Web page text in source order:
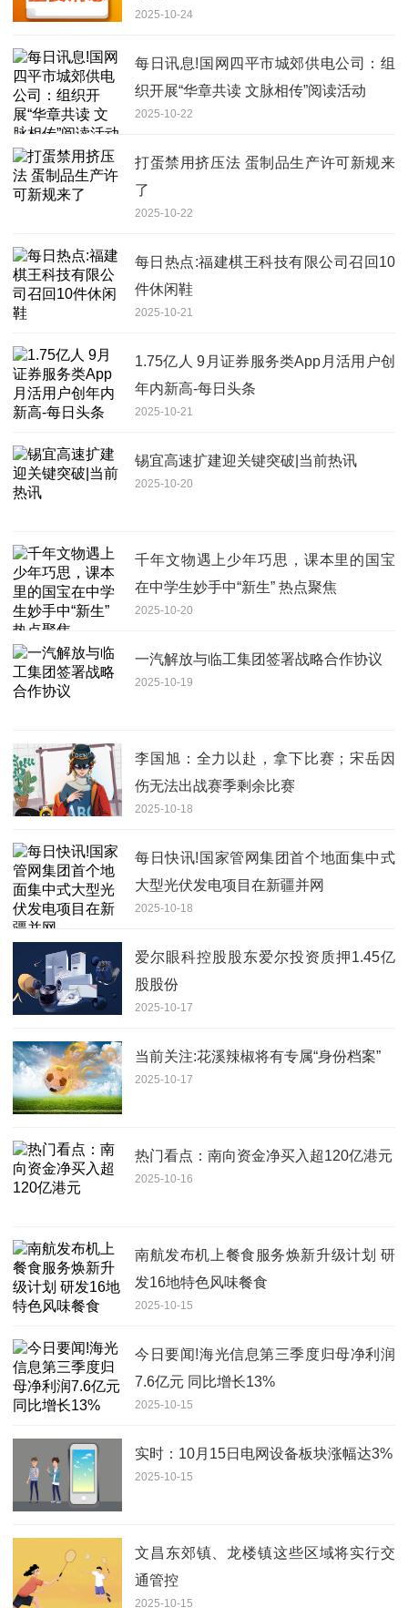
2025-10-24
每日讯息!国网四平市城郊供电公司：组
织开展“华章共读 文脉相传”阅读活动
2025-10-22
打蛋禁用挤压法 蛋制品生产许可新规来
了
2025-10-22
每日热点:福建棋王科技有限公司召回10
件休闲鞋
2025-10-21
1.75亿人 9月证券服务类App月活用户创
年内新高-每日头条
2025-10-21
锡宜高速扩建迎关键突破|当前热讯
2025-10-20
千年文物遇上少年巧思，课本里的国宝
在中学生妙手中“新生” 热点聚焦
2025-10-20
一汽解放与临工集团签署战略合作协议
2025-10-19
李国旭：全力以赴，拿下比赛；宋岳因
伤无法出战赛季剩余比赛
2025-10-18
每日快讯!国家管网集团首个地面集中式
大型光伏发电项目在新疆并网
2025-10-18
爱尔眼科控股股东爱尔投资质押1.45亿
股股份
2025-10-17
当前关注:花溪辣椒将有专属“身份档案”
2025-10-17
热门看点：南向资金净买入超120亿港元
2025-10-16
南航发布机上餐食服务焕新升级计划 研
发16地特色风味餐食
2025-10-15
今日要闻!海光信息第三季度归母净利润
7.6亿元 同比增长13%
2025-10-15
实时：10月15日电网设备板块涨幅达3%
2025-10-15
文昌东郊镇、龙楼镇这些区域将实行交
通管控
2025-10-15